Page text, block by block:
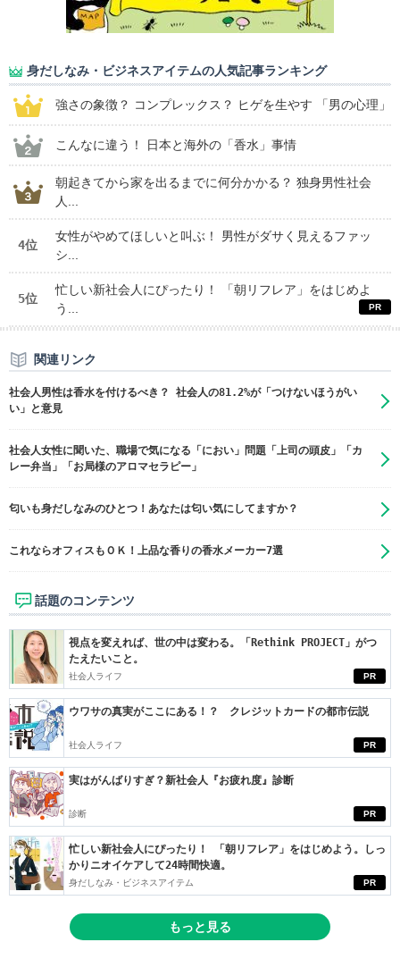
身だしなみ・ビジネスアイテムの人気記事ランキング
強さの象徴？ コンプレックス？ ヒゲを生やす 「男の心理」
こんなに違う！ 日本と海外の「香水」事情
朝起きてから家を出るまでに何分かかる？ 独身男性社会
人...
4位
女性がやめてほしいと叫ぶ！ 男性がダサく見えるファッ
シ...
5位
忙しい新社会人にぴったり！ 「朝リフレア」をはじめよ
う...
関連リンク
社会人男性は香水を付けるべき？ 社会人の81.2%が「つけないほうがい
い」と意見
社会人女性に聞いた、職場で気になる「におい」問題「上司の頭皮」「カ
レー弁当」「お局様のアロマセラピー」
匂いも身だしなみのひとつ！あなたは匂い気にしてますか？
これならオフィスもＯＫ！上品な香りの香水メーカー7選
話題のコンテンツ
PR
視点を変えれば、世の中は変わる。「Rethink PROJECT」がつ
たえたいこと。
社会人ライフ
PR
ウワサの真実がここにある！？ クレジットカードの都市伝説
社会人ライフ
PR
実はがんばりすぎ？新社会人『お疲れ度』診断
診断
PR
忙しい新社会人にぴったり！ 「朝リフレア」をはじめよう。しっ
かりニオイケアして24時間快適。
身だしなみ・ビジネスアイテム
もっと見る